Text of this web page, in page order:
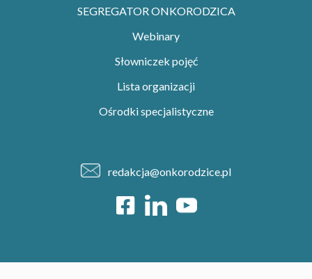
SEGREGATOR ONKORODZICA
Webinary
Słowniczek pojęć
Lista organizacji
Ośrodki specjalistyczne
redakcja@onkorodzice.pl